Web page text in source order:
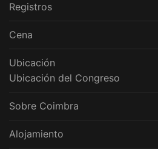
Registros
Cena
Ubicación
Ubicación del Congreso
Sobre Coimbra
Alojamiento